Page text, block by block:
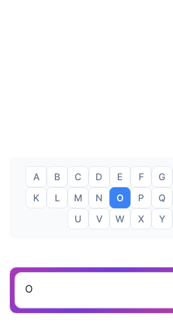
A B C D E F G
K
L M N O P Q
U
V W X Y